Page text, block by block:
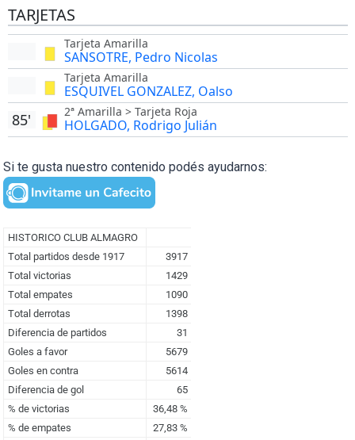
TARJETAS
Tarjeta Amarilla
SANSOTRE, Pedro Nicolas
Tarjeta Amarilla
ESQUIVEL GONZALEZ, Oalso
2ª Amarilla > Tarjeta Roja
HOLGADO, Rodrigo Julián
85'
Si te gusta nuestro contenido podés ayudarnos: